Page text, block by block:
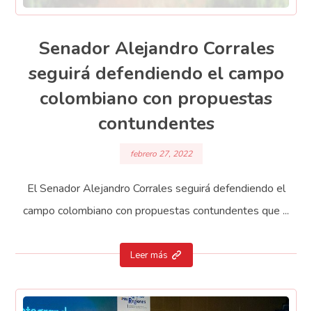
Senador Alejandro Corrales
seguirá defendiendo el campo
colombiano con propuestas
contundentes
febrero 27, 2022
El Senador Alejandro Corrales seguirá defendiendo el
campo colombiano con propuestas contundentes que ...
Leer más